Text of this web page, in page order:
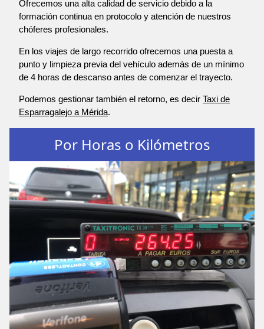
Ofrecemos una alta calidad de servicio debido a la
formación continua en protocolo y atención de nuestros
chóferes profesionales.
En los viajes de largo recorrido ofrecemos una puesta a
punto y limpieza previa del vehículo además de un mínimo
de 4 horas de descanso antes de comenzar el trayecto.
Podemos gestionar también el retorno, es decir Taxi de
Esparragalejo a Mérida.
Por Horas o Kilómetros